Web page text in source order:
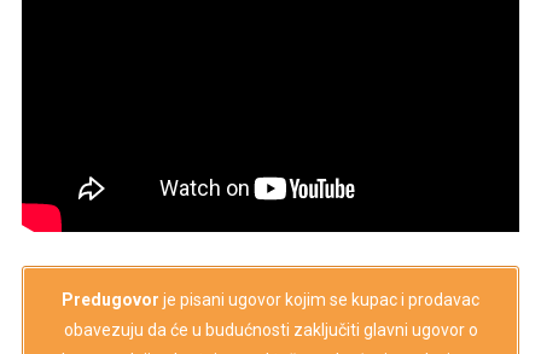
Predugovor je pisani ugovor kojim se kupac i prodavac
obavezuju da će u budućnosti zaključiti glavni ugovor o